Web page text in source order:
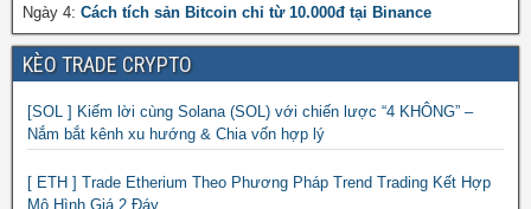
Ngày 4: Cách tích sản Bitcoin chỉ từ 10.000đ tại Binance
KÈO TRADE CRYPTO
[SOL ] Kiếm lời cùng Solana (SOL) với chiến lược “4 KHÔNG” –
Nắm bắt kênh xu hướng & Chia vốn hợp lý
[ ETH ] Trade Etherium Theo Phương Pháp Trend Trading Kết Hợp
Mô Hình Giá 2 Đáy